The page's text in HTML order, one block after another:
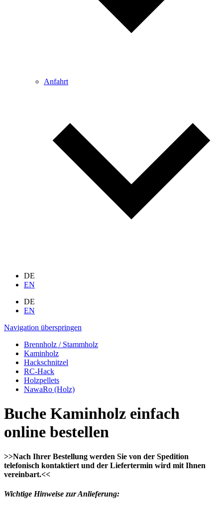
Anfahrt
DE
EN
DE
EN
Navigation überspringen
Brennholz / Stammholz
Kaminholz
Hackschnitzel
RC-Hack
Holzpellets
NawaRo (Holz)
Buche Kaminholz einfach
online bestellen
>>Nach Ihrer Bestellung werden Sie von der Spedition
telefonisch kontaktiert und der Liefertermin wird mit Ihnen
vereinbart.<<
Wichtige Hinweise zur Anlieferung: